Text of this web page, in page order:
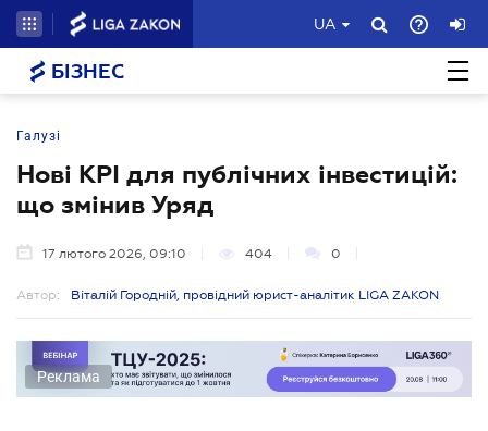
UA
БІЗНЕС
Галузі
Нові KPI для публічних інвестицій:
що змінив Уряд
17 лютого 2026, 09:10 404 0
Автор: Віталій Городній, провідний юрист-аналітик LIGA ZAKON
Реклама